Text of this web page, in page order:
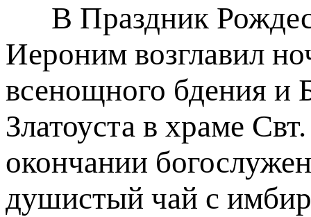
В Праздник
Иероним возглавил
всенощного бдения
Златоуста в храме
окончании
душистый чай с